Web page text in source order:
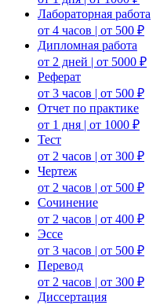
Лабораторная работа
от 4 часов | от 500 ₽
Дипломная работа
от 2 дней | от 5000 ₽
Реферат
от 3 часов | от 500 ₽
Отчет по практике
от 1 дня | от 1000 ₽
Тест
от 2 часов | от 300 ₽
Чертеж
от 2 часов | от 500 ₽
Сочинение
от 2 часов | от 400 ₽
Эссе
от 3 часов | от 500 ₽
Перевод
от 2 часов | от 300 ₽
Диссертация